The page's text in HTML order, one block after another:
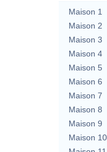
Maison 1
Maison 2
Maison 3
Maison 4
Maison 5
Maison 6
Maison 7
Maison 8
Maison 9
Maison 10